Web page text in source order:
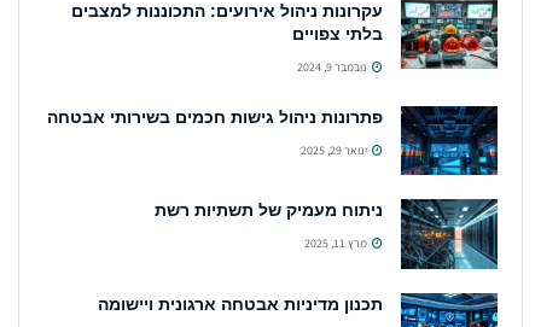
עקרונות ניהול אירועים: התכוננות למצבים
בלתי צפויים
נובמבר 9, 2024
פתרונות ניהול גישות חכמים בשירותי אבטחה
ינואר 29, 2025
ניתוח מעמיק של תשתיות רשת
מרץ 11, 2025
תכנון מדיניות אבטחה ארגונית ויישומה